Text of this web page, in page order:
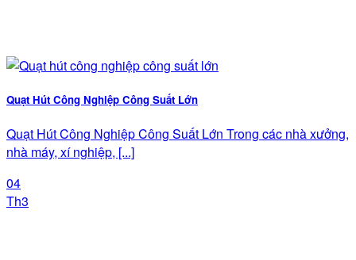
Quạt Hút Công Nghiệp Công Suất Lớn
Quạt Hút Công Nghiệp Công Suất Lớn Trong các nhà xưởng,
nhà máy, xí nghiệp, [...]
04
Th3